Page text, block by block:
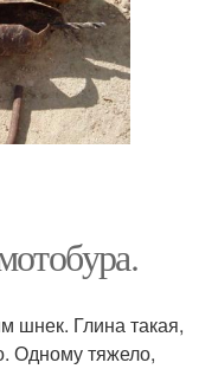
шнек. Глина такая,
Одному тяжело,